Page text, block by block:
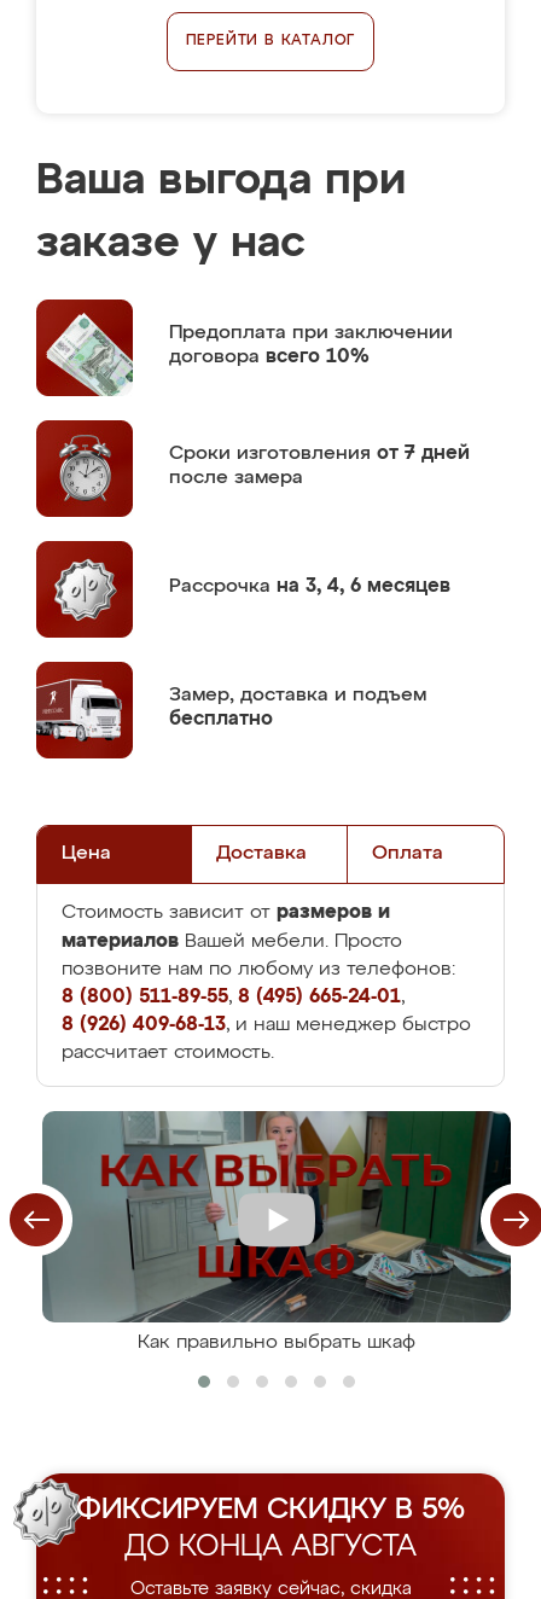
ПЕРЕЙТИ В КАТАЛОГ
Ваша выгода при
заказе у нас
Предоплата при заключении
договора всего 10%
Сроки изготовления от 7 дней
после замера
Рассрочка на 3, 4, 6 месяцев
Замер, доставка и подъем
бесплатно
Цена Доставка Оплата
Стоимость зависит от размеров и
материалов Вашей мебели. Просто
позвоните нам по любому из телефонов:
8 (800) 511-89-55, 8 (495) 665-24-01,
8 (926) 409-68-13, и наш менеджер быстро
рассчитает стоимость.
Как правильно выбрать шкаф
ФИКСИРУЕМ СКИДКУ В 5%
ДО КОНЦА АВГУСТА
Оставьте заявку сейчас, скидка